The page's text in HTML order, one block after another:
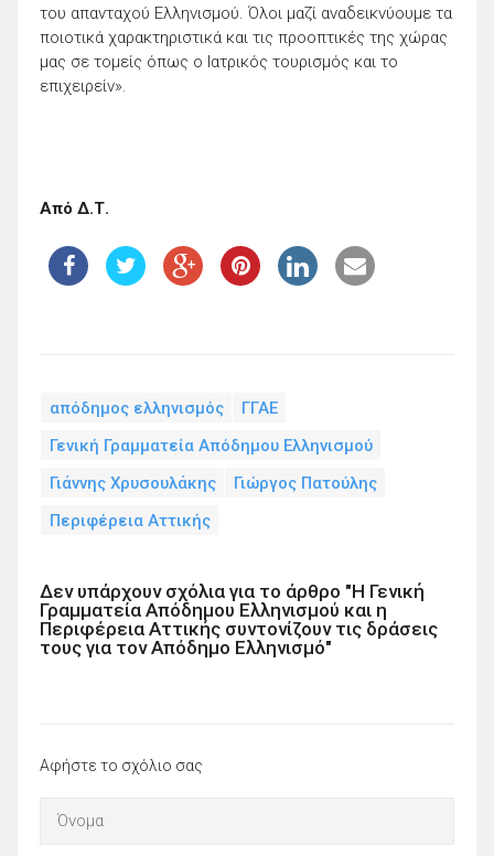
του απανταχού Ελληνισμού. Όλοι μαζί αναδεικνύουμε τα
ποιοτικά χαρακτηριστικά και τις προοπτικές της χώρας
μας σε τομείς όπως ο Ιατρικός τουρισμός και το
επιχειρείν».
Από Δ.Τ.
απόδημος ελληνισμός
ΓΓΑΕ
Γενική Γραμματεία Απόδημου Ελληνισμού
Γιάννης Χρυσουλάκης
Γιώργος Πατούλης
Περιφέρεια Αττικής
Δεν υπάρχουν σχόλια για το άρθρο "Η Γενική
Γραμματεία Απόδημου Ελληνισμού και η
Περιφέρεια Αττικής συντονίζουν τις δράσεις
τους για τον Απόδημο Ελληνισμό"
Αφήστε το σχόλιο σας